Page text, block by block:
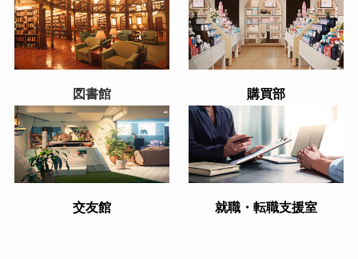
図書館 購買部
交友館 就職・転職支援室